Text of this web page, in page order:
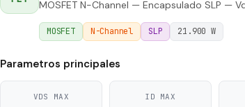
MOSFET N-Channel — Encapsulado SLP —
MOSFET N-Channel SLP 21.900 W
Parametros principales
VDS MAX ID MAX